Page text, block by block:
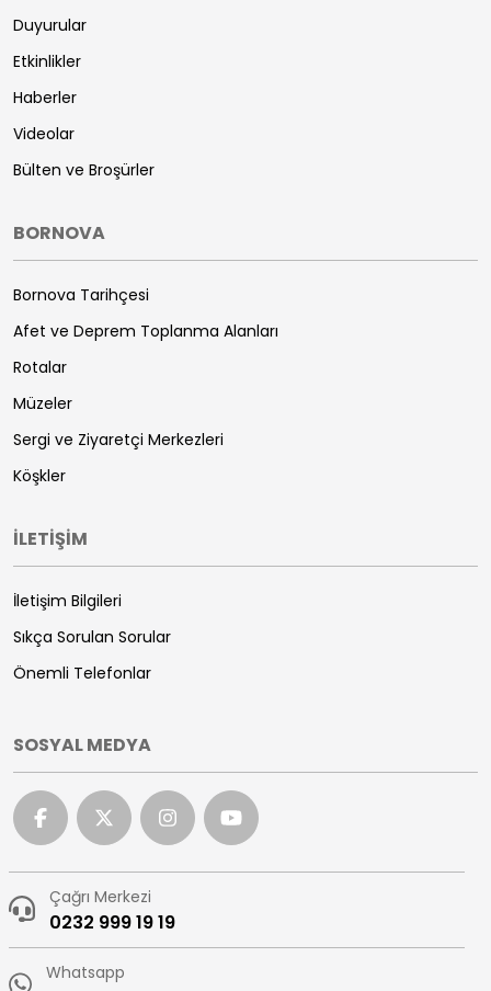
Duyurular
Etkinlikler
Haberler
Videolar
Bülten ve Broşürler
BORNOVA
Bornova Tarihçesi
Afet ve Deprem Toplanma Alanları
Rotalar
Müzeler
Sergi ve Ziyaretçi Merkezleri
Köşkler
İLETİŞİM
İletişim Bilgileri
Sıkça Sorulan Sorular
Önemli Telefonlar
SOSYAL MEDYA
Çağrı Merkezi
0232 999 19 19
Whatsapp